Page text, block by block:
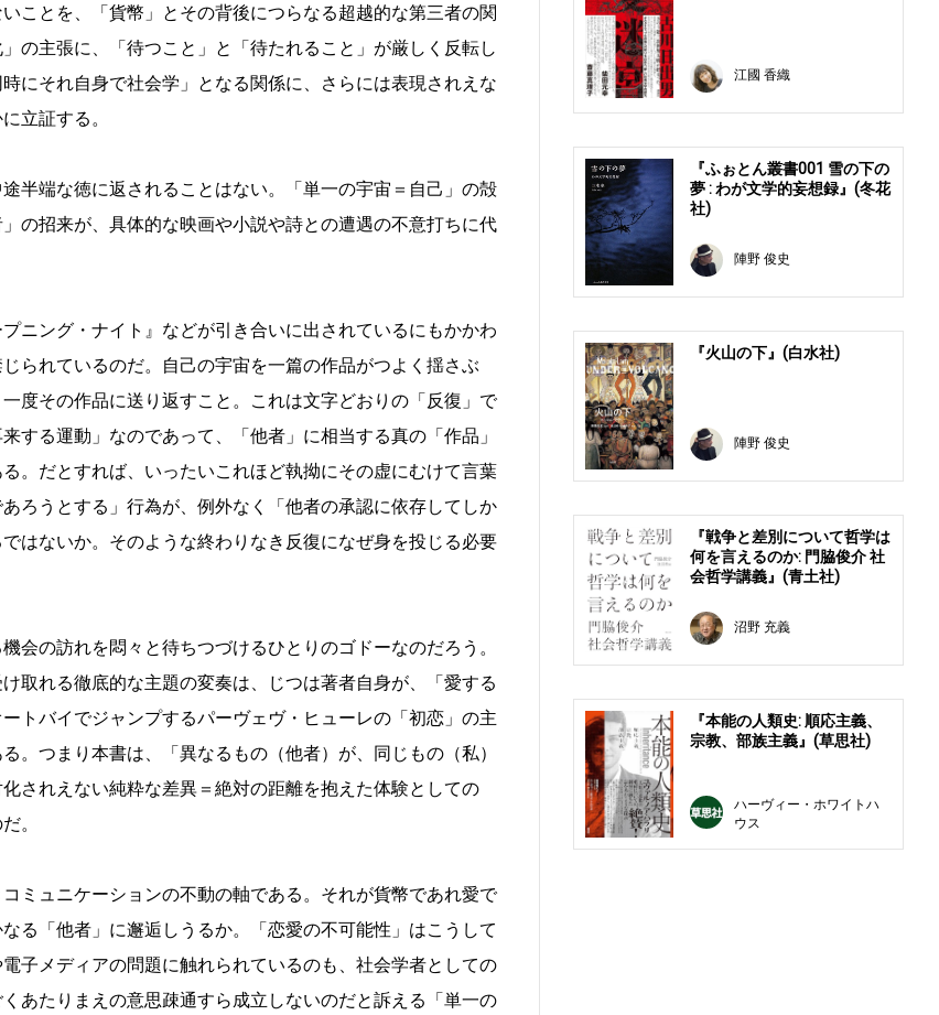
ことを、「貨幣」とその背後につらなる超越的な第三者の関
の主張に、「待つこと」と「待たれること」が厳しく反転し
にそれ自身で社会学」となる関係に、さらには表現されえな
立証する。
半端な徳に返されることはない。「単一の宇宙＝自己」の殻
の招来が、具体的な映画や小説や詩との遭遇の不意打ちに代
プニング・ナイト』などが引き合いに出されているにもかかわ
られているのだ。自己の宇宙を一篇の作品がつよく揺さぶ
度その作品に送り返すこと。これは文字どおりの「反復」で
する運動」なのであって、「他者」に相当する真の「作品」
。だとすれば、いったいこれほど執拗にその虚にむけて言葉
ろうとする」行為が、例外なく「他者の承認に依存してしか
はないか。そのような終わりなき反復になぜ身を投じる必要
会の訪れを悶々と待ちつづけるひとりのゴドーなのだろう。
取れる徹底的な主題の変奏は、じつは著者自身が、「愛する
トバイでジャンプするパーヴェヴ・ヒューレの「初恋」の主
。つまり本書は、「異なるもの（他者）が、同じもの（私）
されえない純粋な差異＝絶対の距離を抱えた体験としての
。
ミュニケーションの不動の軸である。それが貨幣であれ愛で
る「他者」に邂逅しうるか。「恋愛の不可能性」はこうして
子メディアの問題に触れられているのも、社会学者としての
あたりまえの意思疎通すら成立しないのだと訴える「単一の
江國 香織
『ふぉとん叢書001 雪の下の
夢 : わが文学的妄想録』(冬花
社)
陣野 俊史
『火山の下』(白水社)
陣野 俊史
『戦争と差別について哲学は
何を言えるのか: 門脇俊介 社
会哲学講義』(青土社)
沼野 充義
『本能の人類史: 順応主義、
宗教、部族主義』(草思社)
ハーヴィー・ホワイトハ
ウス